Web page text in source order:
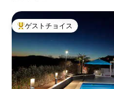
大好評のゲストチョイスです。
ゲストチョイス